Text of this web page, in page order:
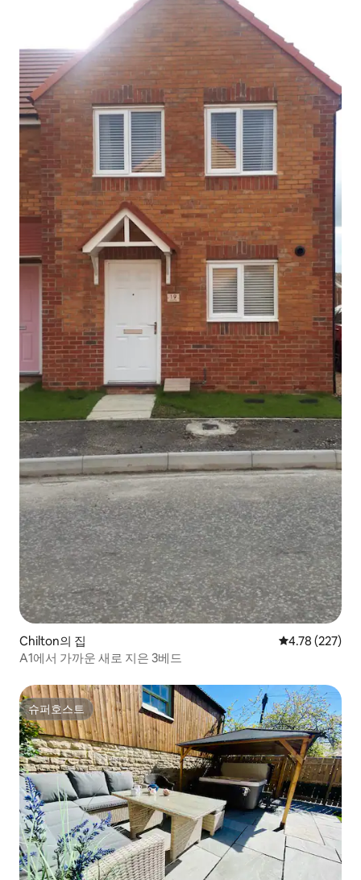
Chilton의 집 평점 4.78점(5
4.78 (227)
A1에서 가까운 새로 지은 3베드
슈퍼호스트
슈퍼호스트